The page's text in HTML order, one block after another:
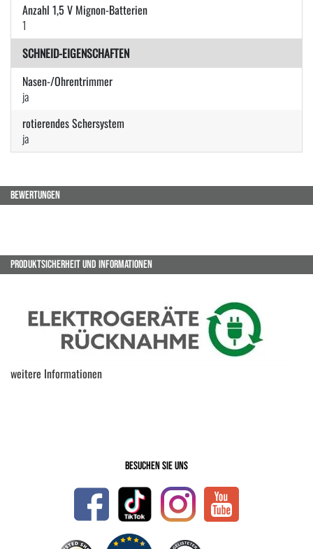
Anzahl 1,5 V Mignon-Batterien
1
SCHNEID-EIGENSCHAFTEN
Nasen-/Ohrentrimmer
ja
rotierendes Schersystem
ja
BEWERTUNGEN
PRODUKTSICHERHEIT UND INFORMATIONEN
weitere Informationen
Besuchen Sie uns